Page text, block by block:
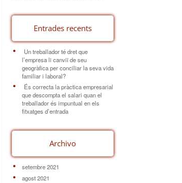
Entrades recents
Un treballador té dret que
l’empresa li canviï de seu
geogràfica per conciliar la seva vida
familiar i laboral?
És correcta la pràctica empresarial
que descompta el salari quan el
treballador és impuntual en els
fitxatges d’entrada
Archivo
setembre 2021
agost 2021